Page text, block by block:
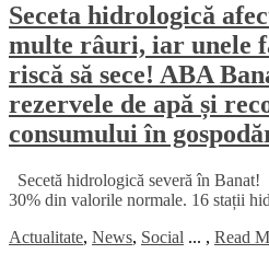
Seceta hidrologică
multe râuri, iar unele
riscă să sece! ABA
rezervele de apă și
consumului în
Secetă hidrologică severă în
30% din valorile normale. 16 stații
Actualitate, News, Social ... , Read